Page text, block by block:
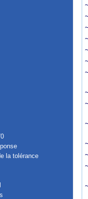
la tolérance